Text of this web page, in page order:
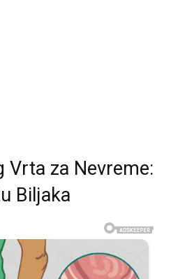
Vrta za Nevreme:
Biljaka